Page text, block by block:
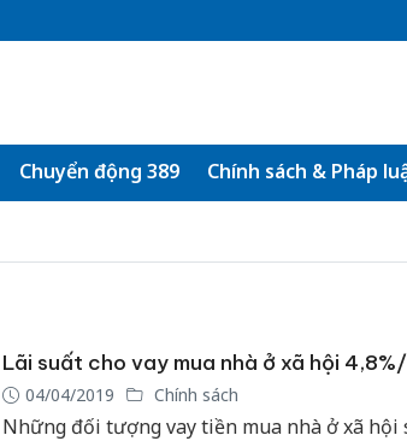
Chuyển động 389 Chính sách & Pháp
Lãi suất cho vay mua nhà ở xã hội
04/04/2019 Chính sách
Những đối tượng vay tiền mua nhà ở xã hội